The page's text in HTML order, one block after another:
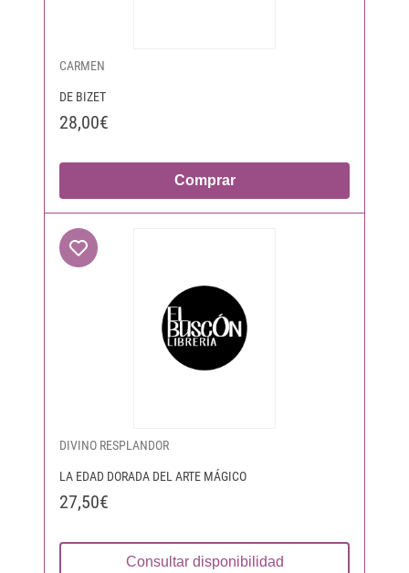
CARMEN
DE BIZET
28,00€
Comprar
DIVINO RESPLANDOR
LA EDAD DORADA DEL ARTE MÁGICO
27,50€
Consultar disponibilidad